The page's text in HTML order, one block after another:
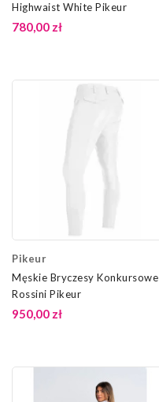
Highwaist White Pikeur
780,00 zł
Pikeur
Męskie Bryczesy Konkursowe
Rossini Pikeur
950,00 zł